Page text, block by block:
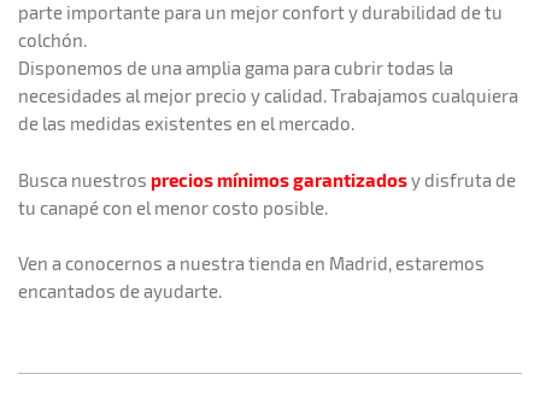
parte importante para un mejor confort y durabilidad de tu
colchón.
Disponemos de una amplia gama para cubrir todas la
necesidades al mejor precio y calidad. Trabajamos cualquiera
de las medidas existentes en el mercado.
Busca nuestros precios mínimos garantizadosy disfruta de
tu canapé con el menor costo posible.
Ven a conocernos a nuestra tienda en Madrid, estaremos
encantados de ayudarte.